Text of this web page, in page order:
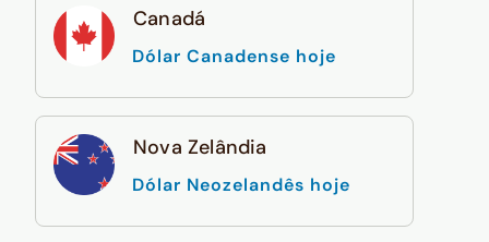
Canadá
Dólar Canadense hoje
Nova Zelândia
Dólar Neozelandês hoje